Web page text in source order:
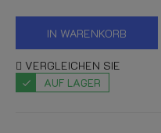
IN WARENKORB
VERGLEICHEN SIE
AUF LAGER